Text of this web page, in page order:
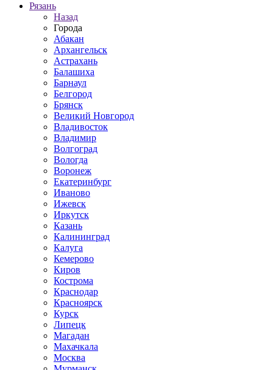
Рязань
Назад
Города
Абакан
Архангельск
Астрахань
Балашиха
Барнаул
Белгород
Брянск
Великий Новгород
Владивосток
Владимир
Волгоград
Вологда
Воронеж
Екатеринбург
Иваново
Ижевск
Иркутск
Казань
Калининград
Калуга
Кемерово
Киров
Кострома
Краснодар
Красноярск
Курск
Липецк
Магадан
Махачкала
Москва